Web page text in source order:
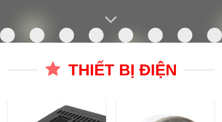
THIẾT BỊ ĐIỆN